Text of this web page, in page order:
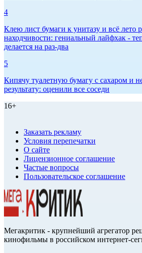
4
Клею лист бумаги к унитазу и всё лето
находчивости: гениальный лайфхак -
делается на раз-два
5
Кипячу туалетную бумагу с сахаром и
результату: оценили все соседи
16+
Заказать рекламу
Условия перепечатки
О сайте
Лицензионное соглашение
Частые вопросы
Пользовательское соглашение
Мегакритик - крупнейший агрегатор
кинофильмы в российском интернет-